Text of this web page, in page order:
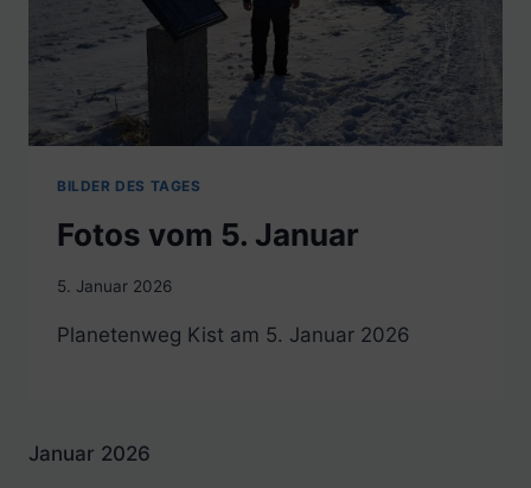
BILDER DES TAGES
Fotos vom 5. Januar
5. Januar 2026
Planetenweg Kist am 5. Januar 2026
Januar 2026